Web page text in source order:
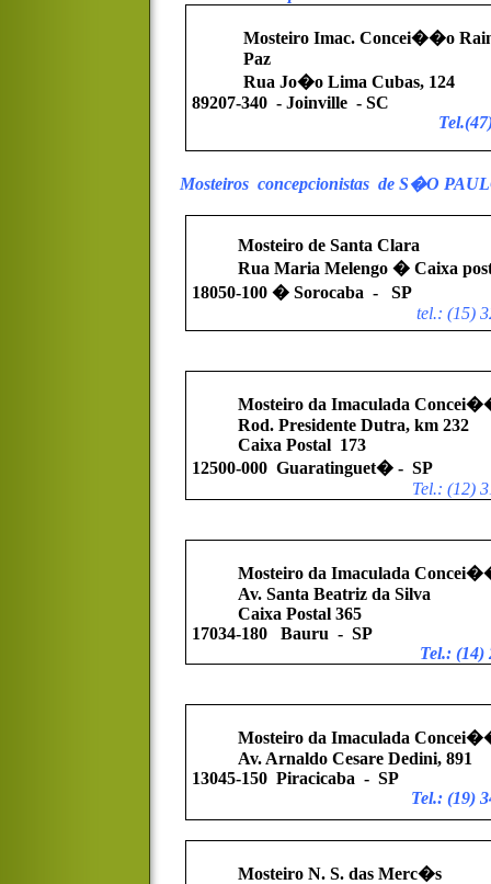
Mosteiro Imac. Concei��o
Paz
Rua Jo�o Lima Cubas, 124
89207-340 - Joinville - SC
Mosteiros concepcionistas de S�O
Mosteiro de Santa Clara
Rua Maria Melengo � Caixa
18050-100 � Sorocaba -
SP
tel.: (15)
Mosteiro da Imaculada
Rod. Presidente Dutra, km 232
Caixa Postal 173
12500-000 Guaratinguet� - SP
Tel.: (12)
Mosteiro da Imaculada
Av. Santa Beatriz da Silva
Caixa Postal 365
17034-180
Bauru - SP
Tel.: (14)
Mosteiro da Imaculada
Av. Arnaldo Cesare Dedini, 891
13045-150 Piracicaba - SP
Tel.: (19)
Mosteiro N. S. das Merc�s